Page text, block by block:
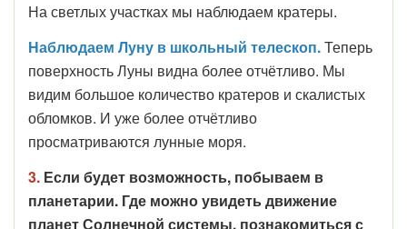
На светлых участках мы наблюдаем кратеры.
Наблюдаем Луну в школьный телескоп.Теперь
поверхность Луны видна более отчётливо. Мы
видим большое количество кратеров и скалистых
обломков. И уже более отчётливо
просматриваются лунные моря.
3. Если будет возможность, побываем в
планетарии. Где можно увидеть движение
планет Солнечной системы, познакомиться с